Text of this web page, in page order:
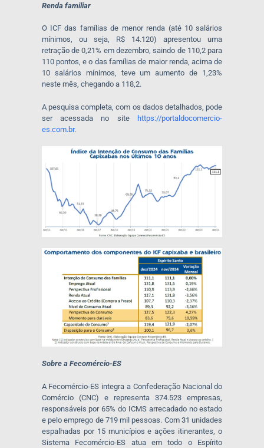
Renda familiar
O ICF das famílias de menor renda (até 10 salários
mínimos, ou seja, R$ 14.120) apresentou uma
retração de 0,21% em dezembro, saindo de 110,2 para
110 pontos, e o das famílias de maior renda, acima de
10 salários mínimos, teve um aumento de 1,23%
neste mês, chegando a 118,2.
A pesquisa completa, com os dados detalhados, pode
ser acessada no site https://portaldocomercio-
es.com.br.
Sobre a Fecomércio-ES
A Fecomércio-ES integra a Confederação Nacional do
Comércio (CNC) e representa 374.523 empresas,
responsáveis por 65% do ICMS arrecadado no estado
e pelo emprego de 719 mil pessoas. Com 31 unidades
espalhadas por 15 municípios e ações itinerantes, o
Sistema Fecomércio-ES atua em todo o Espírito